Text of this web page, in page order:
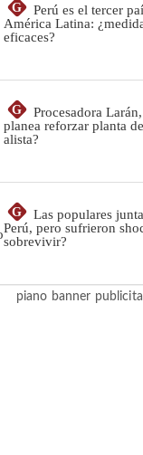
G
Perú es el tercer
América Latina:
eficaces?
G
Procesadora
planea reforzar planta
alista?
G
Las populares
Perú, pero sufrieron
sobrevivir?